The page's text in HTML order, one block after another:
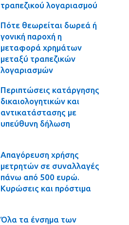
τραπεζικού λογαριασμού
Πότε θεωρείται δωρεά ή
γονική παροχή η
μεταφορά χρημάτων
μεταξύ τραπεζικών
λογαριασμών
Περιπτώσεις κατάργησης
δικαιολογητικών και
αντικατάστασης με
υπεύθυνη δήλωση
Απαγόρευση χρήσης
μετρητών σε συναλλαγές
πάνω από 500 ευρώ.
Κυρώσεις και πρόστιμα
Όλα τα ένσημα των